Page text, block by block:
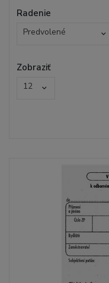
Radenie
Predvolené
Zobraziť
12